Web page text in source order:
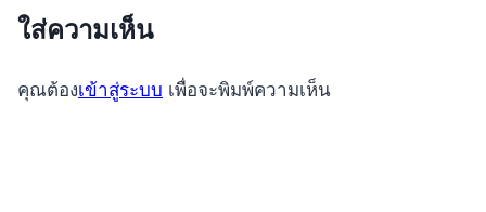
ใส่ความเห็น
คุณต้องเข้าสู่ระบบ เพื่อจะพิมพ์ความเห็น